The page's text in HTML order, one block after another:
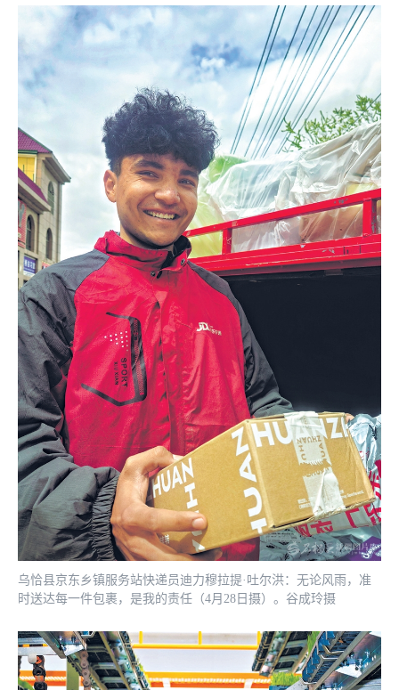
乌恰县京东乡镇服务站快递员迪力穆拉提·吐尔洪：无论风雨，准
时送达每一件包裹，是我的责任（4月28日摄）。谷成玲摄